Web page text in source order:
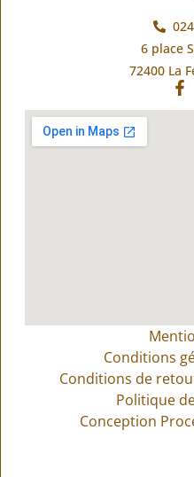
6 place
72400 La
Conditions
Conditions de
Politique
Conception